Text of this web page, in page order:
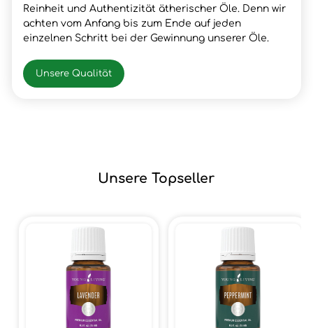
Reinheit und Authentizität ätherischer Öle. Denn wir
achten vom Anfang bis zum Ende auf jeden
einzelnen Schritt bei der Gewinnung unserer Öle.
Unsere Qualität
Unsere Topseller